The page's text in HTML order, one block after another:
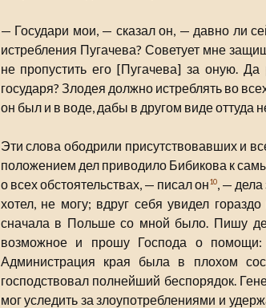
— Государи мои, — сказал он, — давно ли
истребления Пугачева? Советует мне
не пропустить его [Пугачева] за оную. Да
государя? Злодея должно истреблять во
он был и в воде, дабы в другом виде оттуда
Эти слова ободрили присутствовавших и
положением дел приводило Бибикова к
о всех обстоятельствах, — писал он10, — дела
хотел, не могу; вдруг себя увидел
сначала в Польше со мной было. Пишу
возможное и прошу Господа о
Администрация края была в плохом
господствовал полнейший беспорядок.
мог уследить за злоупотреблениями и